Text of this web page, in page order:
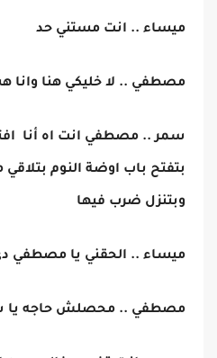
ميساء .. انت مستني حد
مصطفي .. لا خليكي هنا وانا
سمر .. مصطفي انت اه أنا
بتفتح باب اوضة النوم
وبتنزل ضرب فيها
ميساء .. الحقني يا مصطفي
مصطفي .. محصلش حاجه يا